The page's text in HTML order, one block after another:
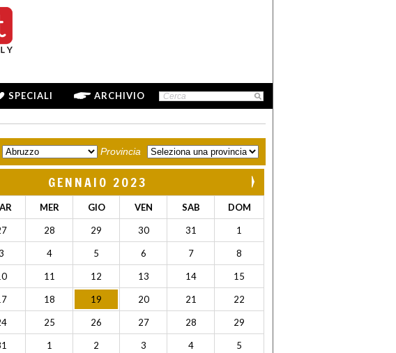
SPECIALI ARCHIVIO
Provincia
GENNAIO 2023
MER GIO VEN SAB DOM
28 29 30 31 1
4 5 6 7 8
11 12 13 14 15
18 19 20 21 22
25 26 27 28 29
1 2 3 4 5